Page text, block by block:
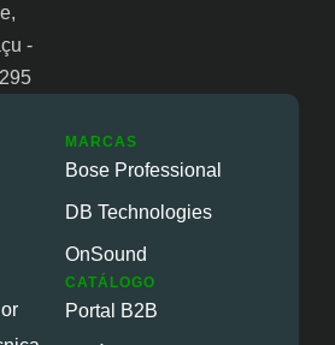
-
MARCAS
Bose Professional
DB Technologies
OnSound
CATÁLOGO
Portal B2B